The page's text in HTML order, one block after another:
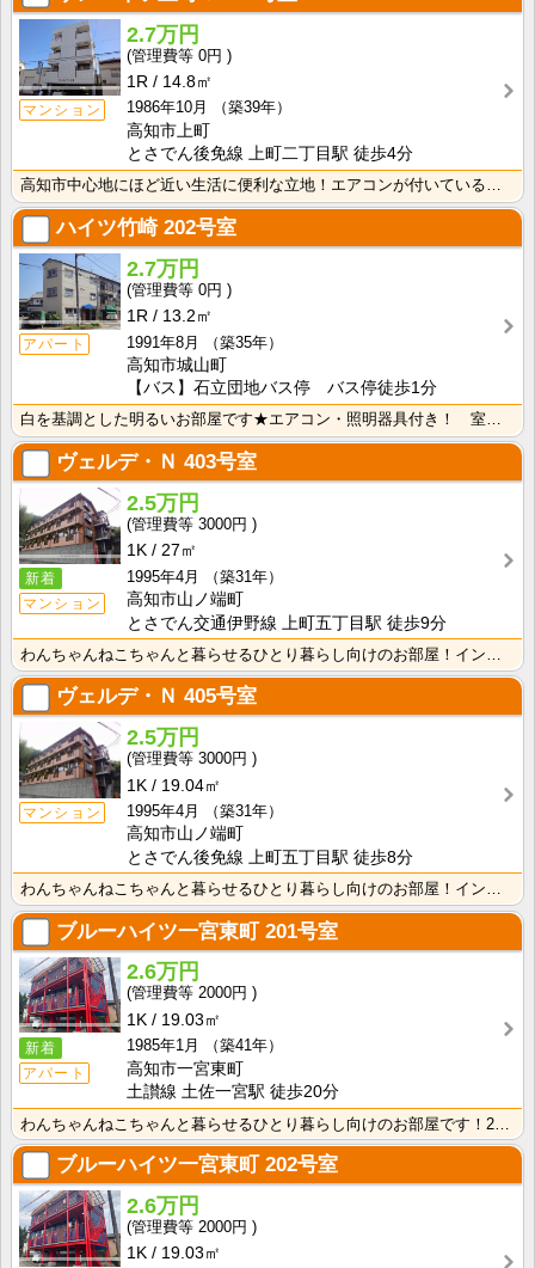
マンション
2.7万円
0円
1R
14.8㎡
1986年10月
（築39年）
高知市上町
とさでん後免線 上町二丁目駅 徒歩4分
高知市中心地にほど近い生活に便利な立地！エアコンが付いているので初期費用の節約になりますね！
ハイツ竹崎202号室
アパート
2.7万円
0円
1R
13.2㎡
1991年8月
（築35年）
高知市城山町
【バス】石立団地バス停 バス停徒歩1分
白を基調とした明るいお部屋です★エアコン・照明器具付き！ 室内洗濯機置場 端部屋
ヴェルデ・Ｎ 403号室
新着
マンション
2.5万円
3000円
1K
27㎡
1995年4月
（築31年）
高知市山ノ端町
とさでん交通伊野線 上町五丁目駅 徒歩9分
ヴェルデ・Ｎ 405号室
マンション
2.5万円
3000円
1K
19.04㎡
1995年4月
（築31年）
高知市山ノ端町
とさでん後免線 上町五丁目駅 徒歩8分
ブルーハイツ一宮東町201号室
新着
アパート
2.6万円
2000円
1K
19.03㎡
1985年1月
（築41年）
高知市一宮東町
土讃線 土佐一宮駅 徒歩20分
ブルーハイツ一宮東町202号室
2.6万円
2000円
1K
19.03㎡